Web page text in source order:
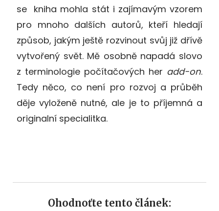
se kniha mohla stát i zajímavým vzorem
pro mnoho dalších autorů, kteří hledají
způsob, jakým ještě rozvinout svůj již dřívě
vytvořený svět. Mě osobně napadá slovo
z terminologie počítačových her add-on.
Tedy něco, co není pro rozvoj a průběh
děje vyloženě nutné, ale je to příjemná a
originalní specialitka.
Ohodnoťte tento článek: